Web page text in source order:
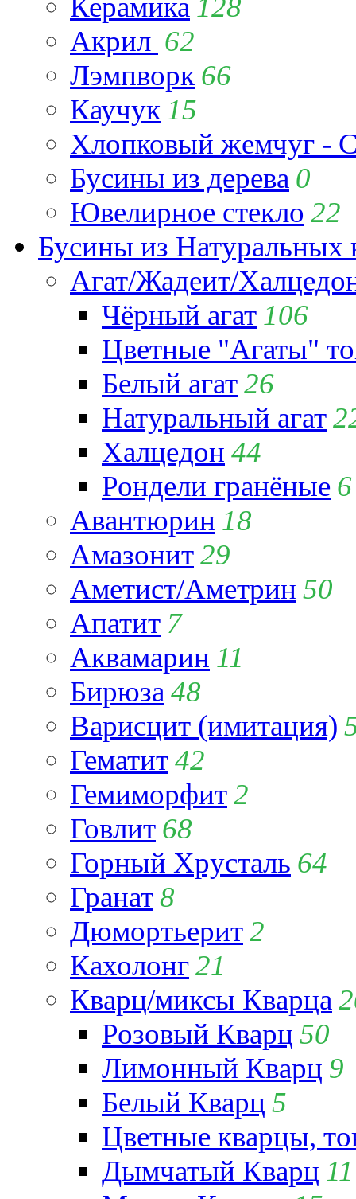
Керамика 128
Акрил 62
Лэмпворк 66
Каучук 15
Хлопковый жемчуг -
Бусины из дерева 0
Ювелирное стекло 22
Бусины из Натуральных
Агат/Жадеит/
Чёрный агат 106
Цветные "Агаты"
Белый агат26
Натуральный агат
Халцедон 44
Рондели гранёные 6
Авантюрин 18
Амазонит29
Аметист/Аметрин 50
Апатит 7
Аквамарин 11
Бирюза 48
Варисцит (имитация)
Гематит42
Гемиморфит2
Говлит 68
Горный Хрусталь 64
Гранат8
Дюмортьерит2
Кахолонг21
Кварц/миксы Кварца
Розовый Кварц 50
Лимонный Кварц 9
Белый Кварц 5
Цветные кварцы,
Дымчатый Кварц 11